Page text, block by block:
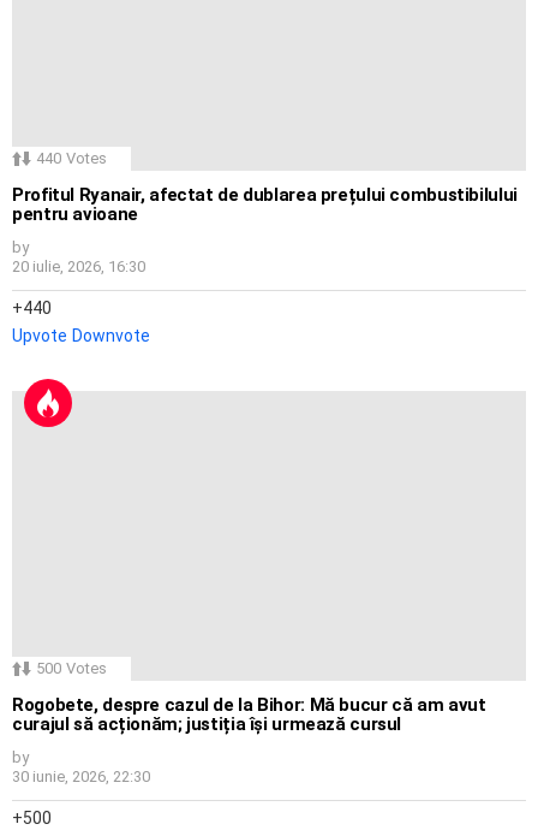
440 Votes
Profitul Ryanair, afectat de dublarea prețului combustibilului
pentru avioane
by
20 iulie, 2026, 16:30
440
Upvote Downvote
500 Votes
Rogobete, despre cazul de la Bihor: Mă bucur că am avut
curajul să acționăm; justiția își urmează cursul
by
30 iunie, 2026, 22:30
500